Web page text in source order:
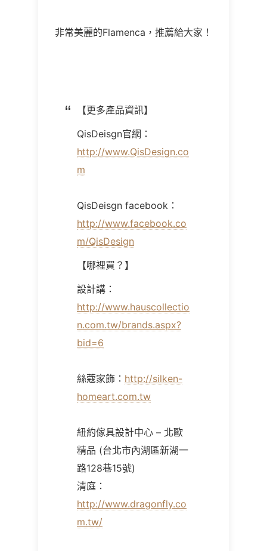
非常美麗的Flamenca，推薦給大家！
【更多產品資訊】
QisDeisgn官網：
http://www.QisDesign.co
m
QisDeisgn facebook：
http://www.facebook.co
m/QisDesign
【哪裡買？】
設計講：
http://www.hauscollectio
n.com.tw/brands.aspx?
bid=6
絲蔻家飾： http://silken-
homeart.com.tw
紐約傢具設計中心 – 北歐
精品 (台北市內湖區新湖一
路128巷15號)
清庭：
http://www.dragonfly.co
m.tw/